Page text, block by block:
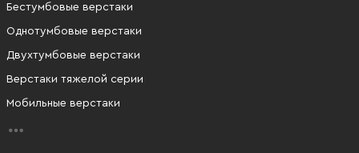
Бестумбовые верстаки
Однотумбовые верстаки
Двухтумбовые верстаки
Верстаки тяжелой серии
Мобильные верстаки